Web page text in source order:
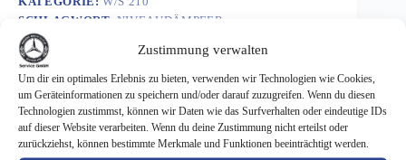
Zustimmung verwalten
Um dir ein optimales Erlebnis zu bieten, verwenden wir Technologien wie Cookies,
um Geräteinformationen zu speichern und/oder darauf zuzugreifen. Wenn du diesen
Technologien zustimmst, können wir Daten wie das Surfverhalten oder eindeutige IDs
auf dieser Website verarbeiten. Wenn du deine Zustimmung nicht erteilst oder
zurückziehst, können bestimmte Merkmale und Funktionen beeinträchtigt werden.
SCHLAGWORT: NIVEAUDÄMPFER
Beschreibung